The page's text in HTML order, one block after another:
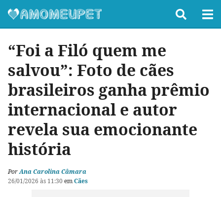
“Foi a Filó quem me
salvou”: Foto de cães
brasileiros ganha prêmio
internacional e autor
revela sua emocionante
história
PorAna Carolina Câmara
26/01/2026 às 11:30 emCães